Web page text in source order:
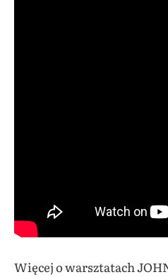
Więcej o warsztatach